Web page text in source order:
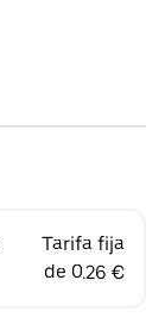
Tarifa fija
de 0.26 €